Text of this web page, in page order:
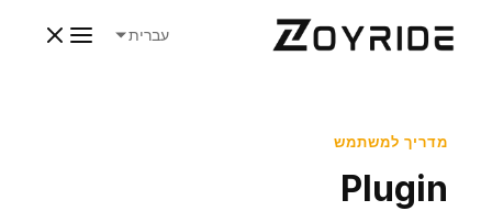
עברית
מדריך למשתמש
Plugin